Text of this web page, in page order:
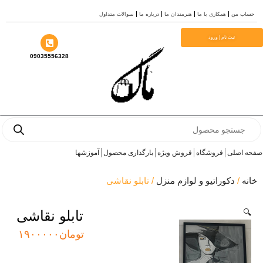
من همکاری با ما هنرمندان ما درباره ما سوالات متداول
ثبت نام | ورود
09035556328
اصلی فروشگاه فروش ویژه بارگذاری محصول آموزشها
/دکوراتیو و لوازم منزل/ تابلو نقاشی
تابلو نقاشی
تومان۱۹۰۰۰۰۰